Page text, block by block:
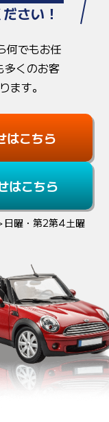
さい！
何でもお任
多くのお客
ます。
はこちら
はこちら
曜・第2第4土曜